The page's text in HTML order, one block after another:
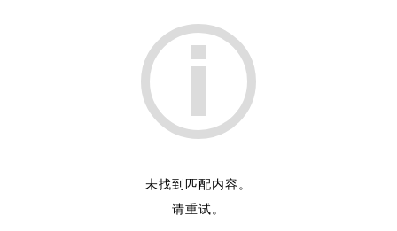
未找到匹配内容。
请重试。